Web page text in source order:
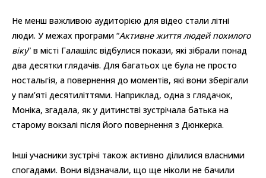
Не менш важливою аудиторією для відео стали літні
люди. У межах програми “Активне життя людей похилого
віку” в місті Галашілс відбулися покази, які зібрали понад
два десятки глядачів. Для багатьох це була не просто
ностальгія, а повернення до моментів, які вони зберігали
у пам’яті десятиліттями. Наприклад, одна з глядачок,
Моніка, згадала, як у дитинстві зустрічала батька на
старому вокзалі після його повернення з Дюнкерка.
Інші учасники зустрічі також активно ділилися власними
спогадами. Вони відзначали, що ще ніколи не бачили